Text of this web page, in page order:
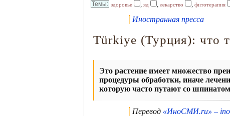
здоровье , яд , лекарство , фитотерапия
Иностранная пресса
Türkiye (Турция): что
Это растение имеет множество
процедуры обработки, иначе
которую часто путают со
Перевод «ИноСМИ.ru» –